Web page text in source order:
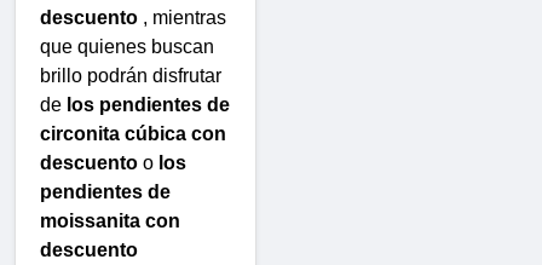
descuento , mientras
que quienes buscan
brillo podrán disfrutar
de los pendientes de
circonita cúbica con
descuento o los
pendientes de
moissanita con
descuento